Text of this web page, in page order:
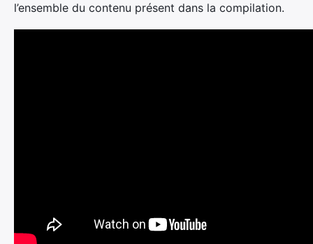
l’ensemble du contenu présent dans la compilation.